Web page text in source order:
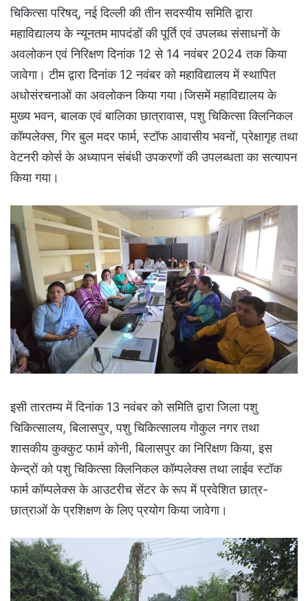
चिकित्सा परिषद्, नई दिल्ली की तीन सदस्यीय समिति द्वारा
महाविद्यालय के न्यूनतम मापदंडों की पूर्ति एवं उपलब्ध संसाधनों के
अवलोकन एवं निरिक्षण दिनांक 12 से 14 नवंबर 2024 तक किया
जावेगा। टीम द्वारा दिनांक 12 नवंबर को महाविद्यालय में स्थापित
अधोसंरचनाओं का अवलोकन किया गया।जिसमें महाविद्यालय के
मुख्य भवन, बालक एवं बालिका छात्रावास, पशु चिकित्सा क्लिनिकल
कॉम्पलेक्स, गिर बुल मदर फार्म, स्टॉफ आवासीय भवनों, प्रेक्षागृह तथा
वेटनरी कोर्स के अध्यापन संबंधी उपकरणों की उपलब्धता का सत्यापन
किया गया।
इसी तारतम्य में दिनांक 13 नवंबर को समिति द्वारा जिला पशु
चिकित्सालय, बिलासपुर, पशु चिकित्सालय गोकुल नगर तथा
शासकीय कुक्कुट फार्म कोनी, बिलासपुर का निरिक्षण किया, इस
केन्द्रों को पशु चिकित्सा क्लिनिकल कॉम्पलेक्स तथा लाईव स्टॉक
फार्म कॉम्पलेक्स के आउटरीच सेंटर के रूप में प्रवेशित छात्र-
छात्राओं के प्रशिक्षण के लिए प्रयोग किया जावेगा।